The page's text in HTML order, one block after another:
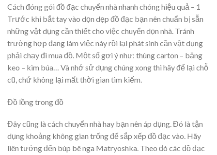
Cách đóng gói đồ đạc chuyển nhà nhanh chóng hiệu quả – 1
Trước khi bắt tay vào dọn dẹp đồ đạc bạn nên chuẩn bị sẵn
những vật dụng cần thiết cho việc chuyển dọn nhà. Tránh
trường hợp đang làm việc này rồi lại phát sinh cần vật dụng
phải chạy đi mua đồ. Một số gợi ý như: thùng carton – băng
keo – kìm búa… Và nhớ sử dụng chúng xong thì hãy để lại chỗ
cũ, chứ không lại mất thời gian tìm kiếm.
Đồ lồng trong đồ
Đây cũng là cách chuyển nhà hay bạn nên áp dụng. Đó là tận
dụng khoảng không gian trống để sắp xếp đồ đạc vào. Hãy
liên tưởng đến búp bê nga Matryoshka. Theo đó các đồ đạc